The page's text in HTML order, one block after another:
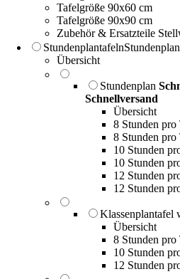
Tafelgröße 90x60 cm
Tafelgröße 90x90 cm
Zubehör & Ersatzteile
Stundenplantafeln
Übersicht
Stundenplan
Schnellversand
Übersicht
8 Stunden pro
8 Stunden
10 Stunden
10 Stunden
12 Stunden
12 Stunden
Klassenplantafel
Übersicht
8 Stunden pro
10 Stunden
12 Stunden